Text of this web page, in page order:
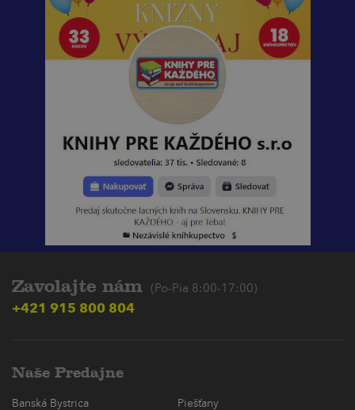
Zavolajte nám (Po-Pia 8:00-17:00)
+421 915 800 804
Naše Predajne
Banská Bystrica
Piešťany